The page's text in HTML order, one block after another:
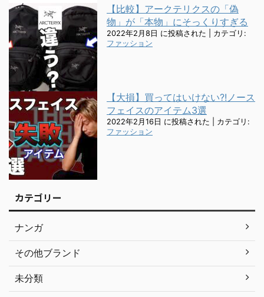
【比較】アークテリクスの「偽
物」が「本物」にそっくりすぎる
2022年2月8日 に投稿された
カテゴリ:
ファッション
【大損】買ってはいけない?!ノース
フェイスのアイテム3選
2022年2月16日 に投稿された
カテゴリ:
ファッション
カテゴリー
ナンガ
その他ブランド
未分類